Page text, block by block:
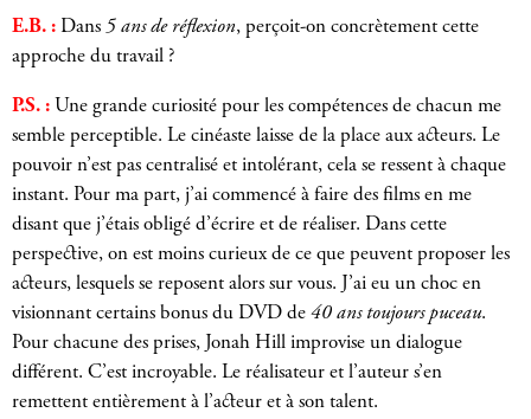
E.B. : Dans 5 ans de réflexion, perçoit-on concrètement cette
approche du travail ?
P.S. : Une grande curiosité pour les compétences de chacun me
semble perceptible. Le cinéaste laisse de la place aux acteurs. Le
pouvoir n’est pas centralisé et intolérant, cela se ressent à chaque
instant. Pour ma part, j’ai commencé à faire des films en me
disant que j’étais obligé d’écrire et de réaliser. Dans cette
perspective, on est moins curieux de ce que peuvent proposer les
acteurs, lesquels se reposent alors sur vous. J’ai eu un choc en
visionnant certains bonus du DVD de 40 ans toujours puceau.
Pour chacune des prises, Jonah Hill improvise un dialogue
différent. C’est incroyable. Le réalisateur et l’auteur s’en
remettent entièrement à l’acteur et à son talent.